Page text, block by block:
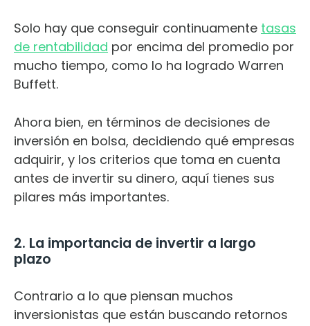
Solo hay que conseguir continuamente tasas
de rentabilidad por encima del promedio por
mucho tiempo, como lo ha logrado Warren
Buffett.
Ahora bien, en términos de decisiones de
inversión en bolsa, decidiendo qué empresas
adquirir, y los criterios que toma en cuenta
antes de invertir su dinero, aquí tienes sus
pilares más importantes.
2. La importancia de invertir a largo
plazo
Contrario a lo que piensan muchos
inversionistas que están buscando retornos